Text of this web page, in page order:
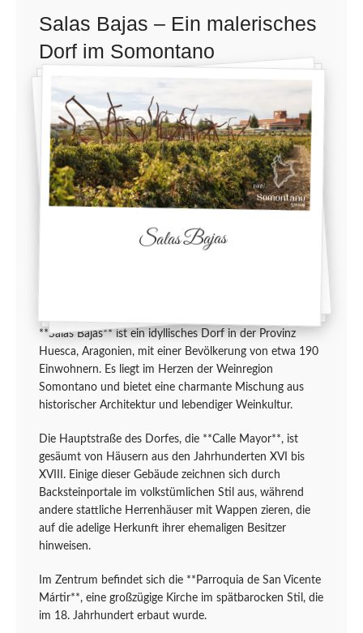
Salas Bajas – Ein malerisches
Dorf im Somontano
**Salas Bajas** ist ein idyllisches Dorf in der Provinz
Huesca, Aragonien, mit einer Bevölkerung von etwa 190
Einwohnern. Es liegt im Herzen der Weinregion
Somontano und bietet eine charmante Mischung aus
historischer Architektur und lebendiger Weinkultur.
Die Hauptstraße des Dorfes, die **Calle Mayor**, ist
gesäumt von Häusern aus den Jahrhunderten XVI bis
XVIII. Einige dieser Gebäude zeichnen sich durch
Backsteinportale im volkstümlichen Stil aus, während
andere stattliche Herrenhäuser mit Wappen zieren, die
auf die adelige Herkunft ihrer ehemaligen Besitzer
hinweisen.
Im Zentrum befindet sich die **Parroquia de San Vicente
Mártir**, eine großzügige Kirche im spätbarocken Stil, die
im 18. Jahrhundert erbaut wurde.
Salas Bajas